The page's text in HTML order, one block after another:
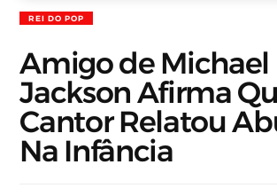
REI DO POP
Amigo de Michael
Jackson Afirma
Cantor Relatou
Na Infância